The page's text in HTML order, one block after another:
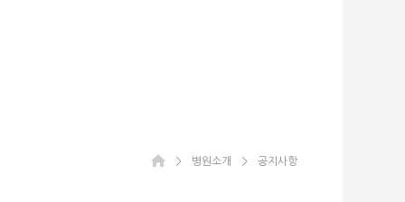
＞ 병원소개 ＞ 공지사항